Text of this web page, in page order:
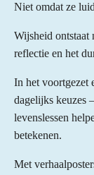
Niet omdat ze
Wijsheid ontstaat
reflectie en het
In het voortgezet
dagelijks keuzes
levenslessen
betekenen.
Met